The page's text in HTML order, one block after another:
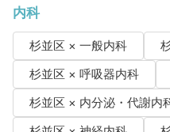
内科
杉並区 × 一般内科
杉並区 × 呼吸器内科
杉並区 × 内分泌・代謝内